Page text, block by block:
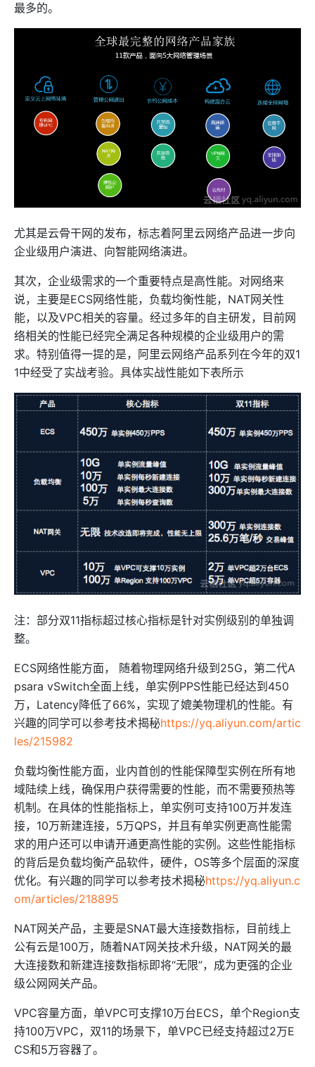
最多的。
尤其是云骨干网的发布，标志着阿里云网络产品进一步向
企业级用户演进、向智能网络演进。
其次，企业级需求的一个重要特点是高性能。对网络来
说，主要是ECS网络性能，负载均衡性能，NAT网关性
能，以及VPC相关的容量。经过多年的自主研发，目前网
络相关的性能已经完全满足各种规模的企业级用户的需
求。特别值得一提的是，阿里云网络产品系列在今年的双1
1中经受了实战考验。具体实战性能如下表所示
注：部分双11指标超过核心指标是针对实例级别的单独调
整。
ECS网络性能方面， 随着物理网络升级到25G，第二代A
psara vSwitch全面上线，单实例PPS性能已经达到450
万，Latency降低了66%，实现了媲美物理机的性能。有
兴趣的同学可以参考技术揭秘https://yq.aliyun.com/artic
les/215982
负载均衡性能方面，业内首创的性能保障型实例在所有地
域陆续上线，确保用户获得需要的性能，而不需要预热等
机制。在具体的性能指标上，单实例可支持100万并发连
接，10万新建连接，5万QPS，并且有单实例更高性能需
求的用户还可以申请开通更高性能的实例。这些性能指标
的背后是负载均衡产品软件，硬件，OS等多个层面的深度
优化。有兴趣的同学可以参考技术揭秘https://yq.aliyun.c
om/articles/218895
NAT网关产品，主要是SNAT最大连接数指标，目前线上
公有云是100万，随着NAT网关技术升级，NAT网关的最
大连接数和新建连接数指标即将“无限”，成为更强的企业
级公网网关产品。
VPC容量方面，单VPC可支撑10万台ECS，单个Region支
持100万VPC，双11的场景下，单VPC已经支持超过2万E
CS和5万容器了。